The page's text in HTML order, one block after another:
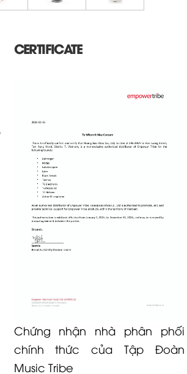
CERTIFICATE
Chứng nhận nhà phân phối
chính thức của Tập Đoàn
Music Tribe